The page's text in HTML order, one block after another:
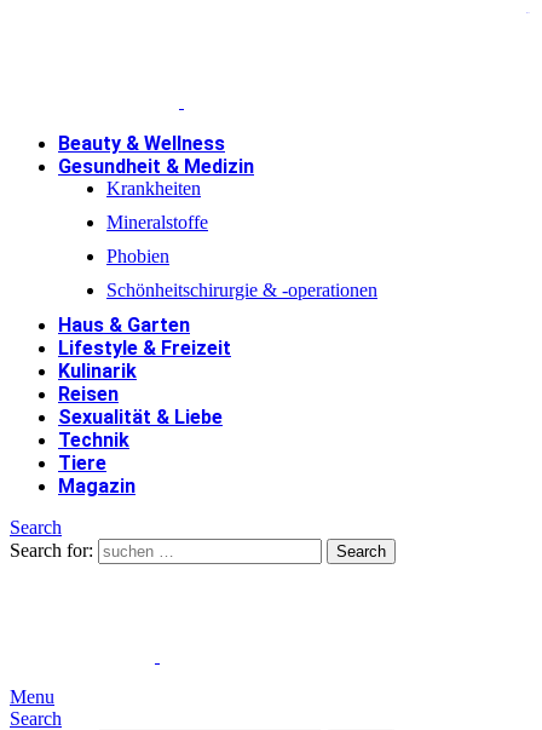
Beauty & Wellness
Gesundheit & Medizin
Krankheiten
Mineralstoffe
Phobien
Schönheitschirurgie & -operationen
Haus & Garten
Lifestyle & Freizeit
Kulinarik
Reisen
Sexualität & Liebe
Technik
Tiere
Magazin
Search
Search for:
Search
Menu
Search